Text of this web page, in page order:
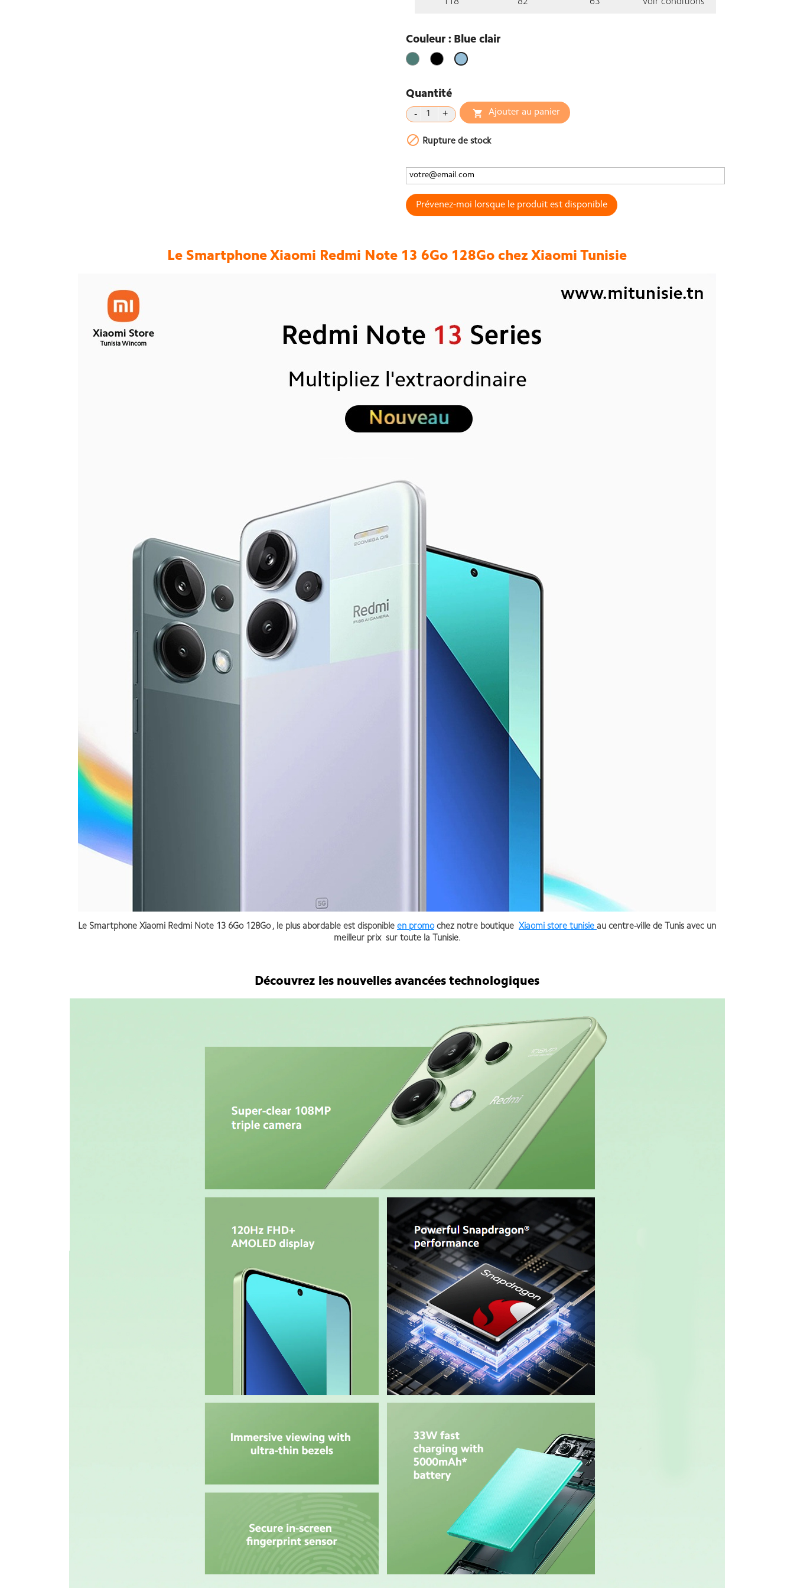
Couleur : Blue clair
Vert Noir
Blue
Quantité
 Ajouter au panier
 Rupture de stock
Prévenez-moi lorsque le produit est disponible
Le Smartphone Xiaomi Redmi Note 13 6Go 128Go chez Xiaomi Tunisie
Le Smartphone Xiaomi Redmi Note 13 6Go 128Go , le plus abordable est disponible en promo chez notre boutique Xiaomi store tunisie au centre-ville de Tunis avec un
meilleur prix sur toute la Tunisie.
Découvrez les nouvelles avancées technologiques